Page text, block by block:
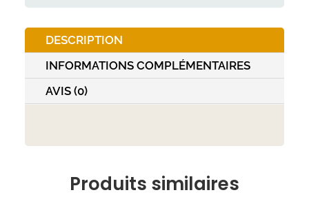
DESCRIPTION
INFORMATIONS COMPLÉMENTAIRES
AVIS (0)
Produits similaires